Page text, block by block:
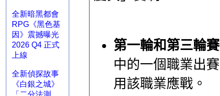
全新暗黑都會
RPG《黑色基
因》震撼曝光
2026 Q4 正式
上線
全新偵探故事
《白銀之城》
「二分法測